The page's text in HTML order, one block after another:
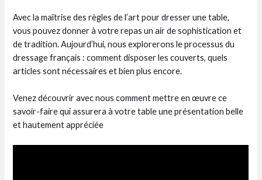
Avec la maîtrise des règles de l’art pour dresser une table,
vous pouvez donner à votre repas un air de sophistication et
de tradition. Aujourd’hui, nous explorerons le processus du
dressage français : comment disposer les couverts, quels
articles sont nécessaires et bien plus encore.
Venez découvrir avec nous comment mettre en œuvre ce
savoir-faire qui assurera à votre table une présentation belle
et hautement appréciée